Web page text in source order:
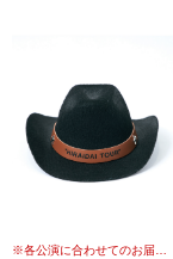
※各公演に合わせてのお届けではございませんこと、予めご理解の上、お買い求めください。